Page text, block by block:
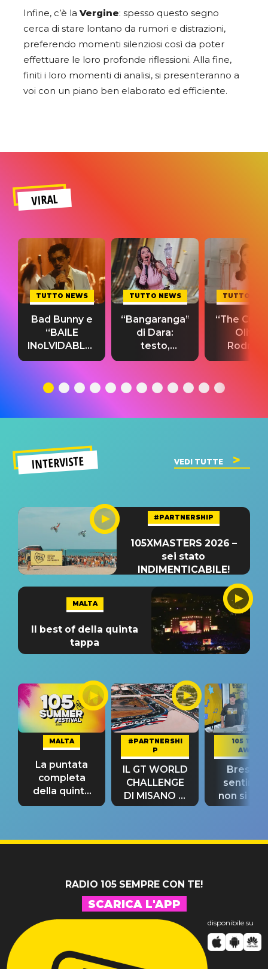
Infine, c’è la Vergine: spesso questo segno
cerca di stare lontano da rumori e distrazioni,
preferendo momenti silenziosi così da poter
effettuare le loro profonde riflessioni. Alla fine,
finiti i loro momenti di analisi, si presenteranno a
voi con un piano ben elaborato ed efficiente.
VIRAL
TUTTO NEWS
Bad Bunny e
“BAILE
INoLVIDABLE”:
testo,
significato
TUTTO NEWS
“Bangaranga”
di Dara:
testo,
traduzione e
del singolo
TUTTO
“The
Olivia
testo,
INTERVISTE VEDI TUTTE
#PARTNERSHIP
105XMASTERS 2026 –
sei stato
INDIMENTICABILE!
MALTA
Il best of della quinta
tappa
MALTA
La puntata
completa
della quinta
tappa
#PARTNERSHI
P
IL GT WORLD
CHALLENGE
DI MISANO si
riconferma
105 TAKE
AWAY
Bresh:
non si
fino alla
RADIO 105 SEMPRE CON TE!
SCARICA L'APP
disponibile su